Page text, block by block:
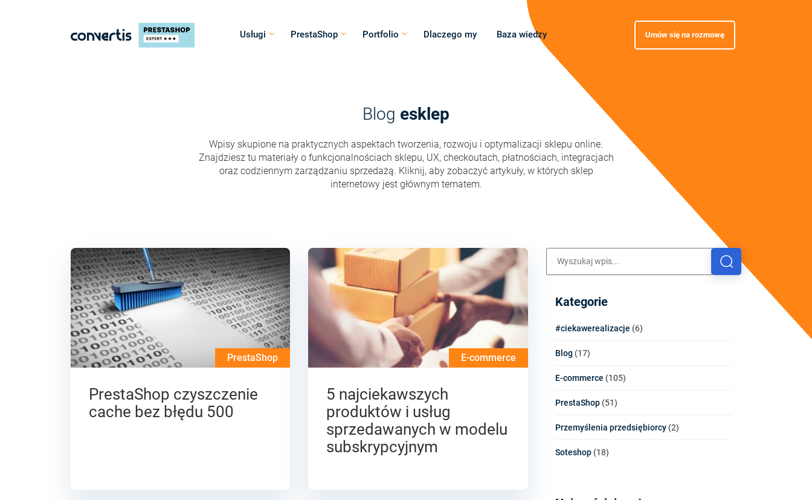
Usługi PrestaShop Portfolio Dlaczego my Baza wiedzy Umów się na rozmowę
Blog esklep
Wpisy skupione na praktycznych aspektach tworzenia, rozwoju i optymalizacji sklepu online.
Znajdziesz tu materiały o funkcjonalnościach sklepu, UX, checkoutach, płatnościach, integracjach
oraz codziennym zarządzaniu sprzedażą. Kliknij, aby zobaczyć artykuły, w których sklep
internetowy jest głównym tematem.
PrestaShop
PrestaShop czyszczenie
cache bez błędu 500
E-commerce
5 najciekawszych
produktów i usług
sprzedawanych w modelu
subskrypcyjnym
Kategorie
#ciekawerealizacje (6)
Blog (17)
E-commerce (105)
PrestaShop(51)
Przemyślenia przedsiębiorcy(2)
Soteshop(18)